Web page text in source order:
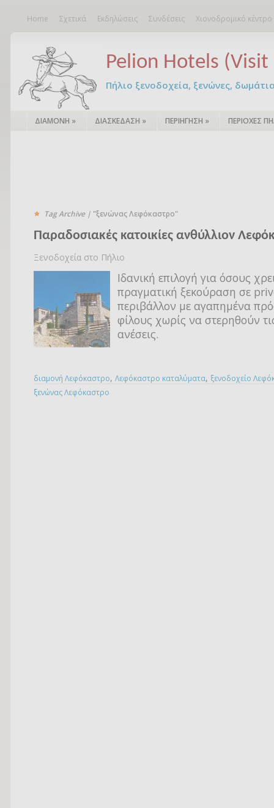
Home Σχετικά Εκδηλώσεις Συνδέσεις Χιονοδρομικό
Pelion Hotels (Visit
Πήλιο ξενοδοχεία, ξενώνες,
ΔΙΑΜΟΝΗ » ΔΙΑΣΚΕΔΑΣΗ » ΠΕΡΙΗΓΗΣΗ » ΠΕΡΙΟΧΕΣ
Tag Archive | "ξενώνας Λεφόκαστρο"
Παραδοσιακές κατοικίες ανθύλλιον
Ξενοδοχεία στο Πήλιο
Ιδανική επιλογή για όσους
πραγματική ξεκούραση σε
περιβάλλον με αγαπημένα
φίλους χωρίς να στερηθούν
ανέσεις.
διαμονή Λεφόκαστρο, Λεφόκαστρο καταλύματα, ξενοδοχείο
ξενώνας Λεφόκαστρο